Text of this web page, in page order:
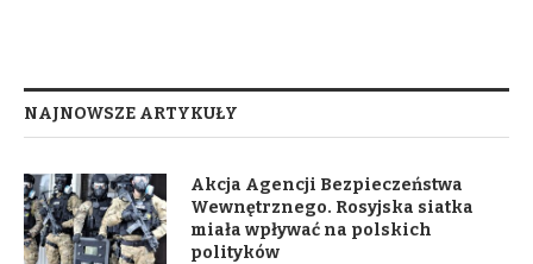
NAJNOWSZE ARTYKUŁY
Akcja Agencji Bezpieczeństwa
Wewnętrznego. Rosyjska siatka
miała wpływać na polskich
polityków